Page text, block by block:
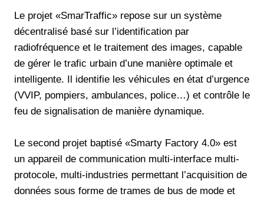
Le projet «SmarTraffic» repose sur un système
décentralisé basé sur l’identification par
radiofréquence et le traitement des images, capable
de gérer le trafic urbain d’une manière optimale et
intelligente. Il identifie les véhicules en état d’urgence
(VVIP, pompiers, ambulances, police…) et contrôle le
feu de signalisation de manière dynamique.
Le second projet baptisé «Smarty Factory 4.0» est
un appareil de communication multi-interface multi-
protocole, multi-industries permettant l’acquisition de
données sous forme de trames de bus de mode et